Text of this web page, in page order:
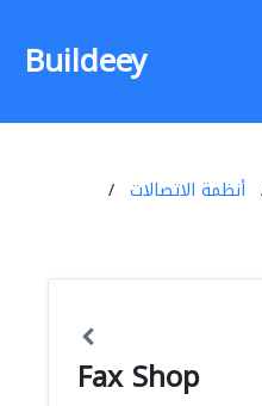
Buildeey
أنظمة الاتصالات
Fax Shop